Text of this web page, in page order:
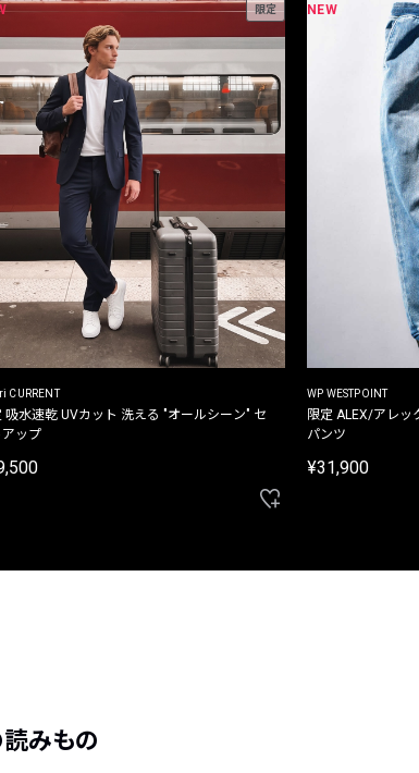
限定
CURRENT
吸水速乾 UVカット 洗える "オールシーン" セ
アップ
NEW
WP WESTPOINT
限定 ALEX/アレッ
パンツ
¥31,900
みもの